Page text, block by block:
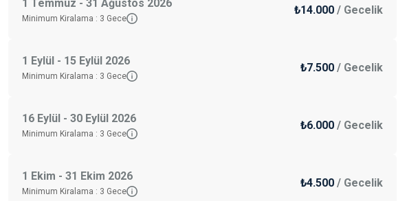
1 Temmuz - 31 Ağustos 2026
Minimum Kiralama : 3 Gece
₺14.000 / Gecelik
1 Eylül - 15 Eylül 2026
Minimum Kiralama : 3 Gece
₺7.500 / Gecelik
16 Eylül - 30 Eylül 2026
Minimum Kiralama : 3 Gece
₺6.000 / Gecelik
1 Ekim - 31 Ekim 2026
Minimum Kiralama : 3 Gece
₺4.500 / Gecelik